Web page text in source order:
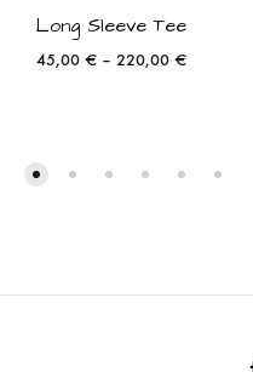
Long Sleeve Tee
45,00 € – 220,00 €